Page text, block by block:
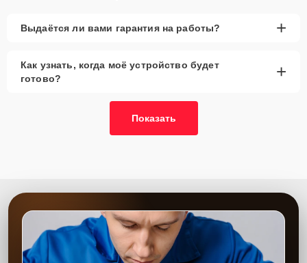
Выдаётся ли вами гарантия на работы? +
Как узнать, когда моё устройство будет
готово?
+
Показать